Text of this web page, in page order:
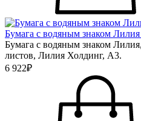
Бумага с водяным знаком
Бумага с водяным знаком
листов, Лилия Холдинг, А3.
6 922₽